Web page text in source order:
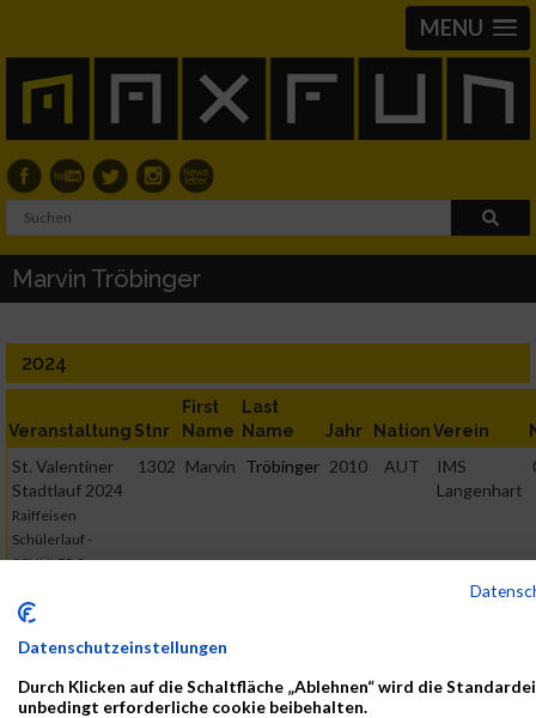
MENU
Marvin Tröbinger
2024
Veranstaltung Stnr
First
Name
Last
Name
Jahr NationVerein
St. Valentiner
Stadtlauf 2024
Raiffeisen
Schülerlauf -
SCHÜLER 3
1302 Marvin Tröbinger 2010 AUT
IMS
Langenhart
Legende:
GPos = Geschlechter Position, KPos = Kategorie Position, TPos =
Team Position, DNS = Did not start, DNF = Did not finish, DQ =
Disqualifiziert
Datenschutzeinstellungen
Durch Klicken auf die Schaltfläche „Ablehnen“ wird die
unbedingt erforderliche cookie beibehalten.